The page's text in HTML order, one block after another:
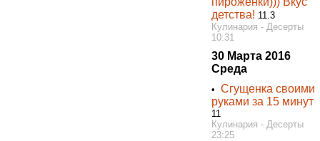
детства! 11.3
Кулинария - Десерты
10:31
30 Марта 2016
Среда
•Сгущенка своими
руками за 15 минут
11
Кулинария - Десерты
23:25